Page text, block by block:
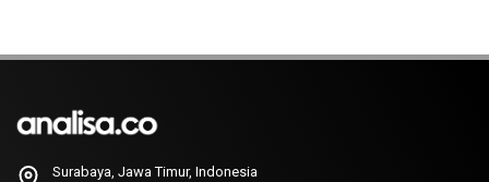
Surabaya, Jawa Timur, Indonesia